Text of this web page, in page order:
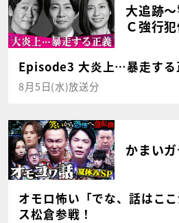
大追跡
Ｃ強行
Episode3 大炎上…暴走する
8月5日(水)放送分
かまい
オモロ怖い「でな、話はこ
ス松倉参戦！